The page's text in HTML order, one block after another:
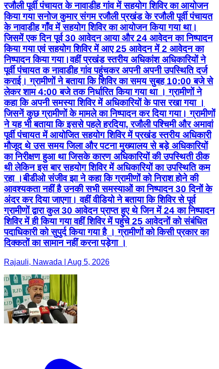
रजौली पूर्वी पंचायत के नावाडीह गांव में सहयोग शिविर का आयोजन
किया गया सनोज कुमार संगम रजौली प्रखंड के रजौली पूर्वी पंचायत
के नावाडीह गाँव में सहयोग शिविर का आयोजन किया गया था।
जिसमें एक दिन पूर्व 30 आवेदन आया और 24 आवेदन का निष्पादन
किया गया एवं सहयोग शिविर में आए 25 आवेदन में 2 आवेदन का
निष्पादन किया गया।वहीं प्रखंड स्तरीय अधिकांश अधिकारियों ने
पूर्वी पंचायत क नावाडीह गांव पहुंचकर अपनी अपनी उपस्थिति दर्ज
कराई। ग्रामीणों ने बताया कि शिविर का समय सुबह 10:00 बजे से
लेकर शाम 4:00 बजे तक निर्धारित किया गया था । ग्रामीणों ने
कहा कि अपनी समस्या शिविर में अधिकारियों के पास रखा गया ।
जिसनें कुछ ग्रामीणों के मामले का निष्पादन कर दिया गया। ग्रामीणों
ने यह भी बताया कि इससे पहले हरदिया, रजौली पश्चिमी और अमावां
पूर्वी पंचायत में आयोजित सहयोग शिविर में प्रखंड स्तरीय अधिकारी
मौजूद थे उस समय जिला और पटना मुख्यालय से बड़े अधिकारियों
का निरीक्षण हुआ था जिसके कारण अधिकारियों की उपस्थिती ठीक
थी लेकिन इस बार सहयोग शिविर में अधिकारियों का उपस्थिति कम
रहा ।बीडीओ संजीव झा ने कहा कि ग्रामीणों को निराश होने की
आवश्यकता नहीं है उनकी सभी समस्याओं का निष्पादन 30 दिनों के
अंदर कर दिया जाएगा। वहीं वीडियो ने बताया कि शिविर से पूर्व
ग्रामीणों द्वारा कुल 30 आवेदन प्राप्त हुए थे जिन में 24 का निष्पादन
शिविर में ही किया गया वहीं शिविर में पहुंचे 25 आवेदनों को संबंधित
पदाधिकारी को सुपुर्द किया गया है । ग्रामीणों को किसी प्रकार का
दिक्कतों का सामान नहीं करना पड़ेगा ।
Rajauli, Nawada | Aug 5, 2026